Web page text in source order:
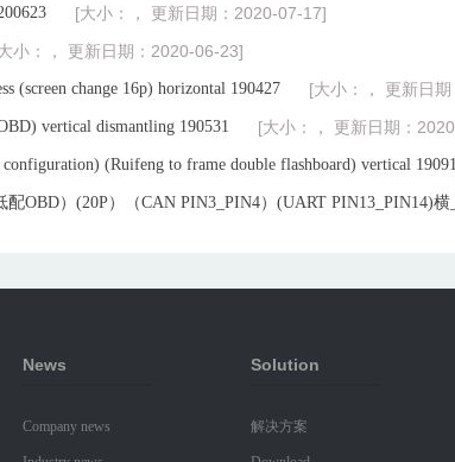
[大小：， 更新日期：2020-07-17]
小：， 更新日期：2020-06-23]
(screen change 16p) horizontal 190427 [大小：， 更新日
vertical dismantling 190531 [大小：， 更新日期：
(Ruifeng to frame double flashboard) vertical
OBD）(20P）（CAN PIN3_PIN4）(UART PIN13_PIN14)横
News
Company news
Solution
解决方案